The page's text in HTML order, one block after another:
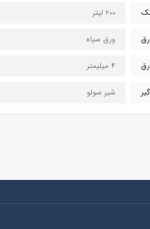
200 لیتر
ورق سیاه
4 میلیمتر
شیر سولو